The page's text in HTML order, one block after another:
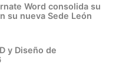
Word consolida su
su nueva Sede León
y Diseño de